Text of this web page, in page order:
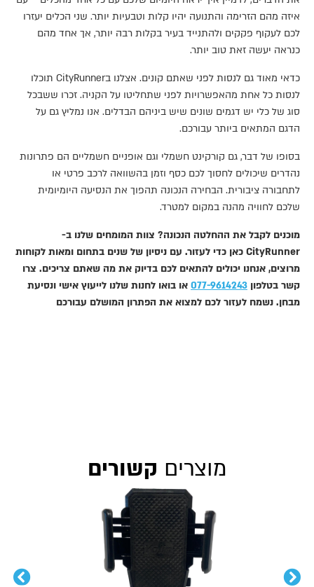
איזה מהם הזרימה והתנועה יהיו קלות וטבעיות יותר. שני הכלים יעזרו
לכם לעקוף פקקים ולהתנייד בעיר בקלות רבה יותר, אך אחד מהם
כנראה יעשה זאת טוב יותר.
כדאי מאוד גם לנסות לפני שאתם קונים. אצלנו בCityRunner תוכלו
לנסות כל אחת מהאפשרויות לפני שתחליטו על הקניה. זכרו ששבכל
סוג של כלי יש דגמים שונים שיש ביניהם הבדלים. אנו נמליץ גם על
הדגם המתאים ביותר עבורכם.
בסופו של דבר, גם קורקינט חשמלי וגם אופניים חשמליים הם פתרונות
נהדרים שיכולים לחסוך לכם כסף וזמן בהשוואה לרכב פרטי או
לתחבורה ציבורית. הבחירה הנכונה תהפוך את הנסיעה היומיומית
שלכם לחוויה מהנה במקום למטרד.
מוכנים לקבל את ההחלטה הנכונה? צוות המומחים שלנו ב-
CityRunner כאן כדי לעזור. עם ניסיון של שנים בתחום ומאות לקוחות
מרוצים, אנחנו יכולים להתאים לכם בדיוק את מה שאתם צריכים. צרו
קשר בטלפון 077-9614243 או בואו לחנות שלנו לייעוץ אישי ונסיעת
מבחן. נשמח לעזור לכם למצוא את הפתרון המושלם עבורכם
מוצרים קשורים